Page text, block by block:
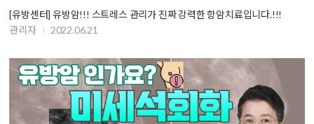
[유방센터] 유방암!!! 스트레스 관리가 진짜 강력한 항암치료입니다.!!!
관리자
2022.06.21